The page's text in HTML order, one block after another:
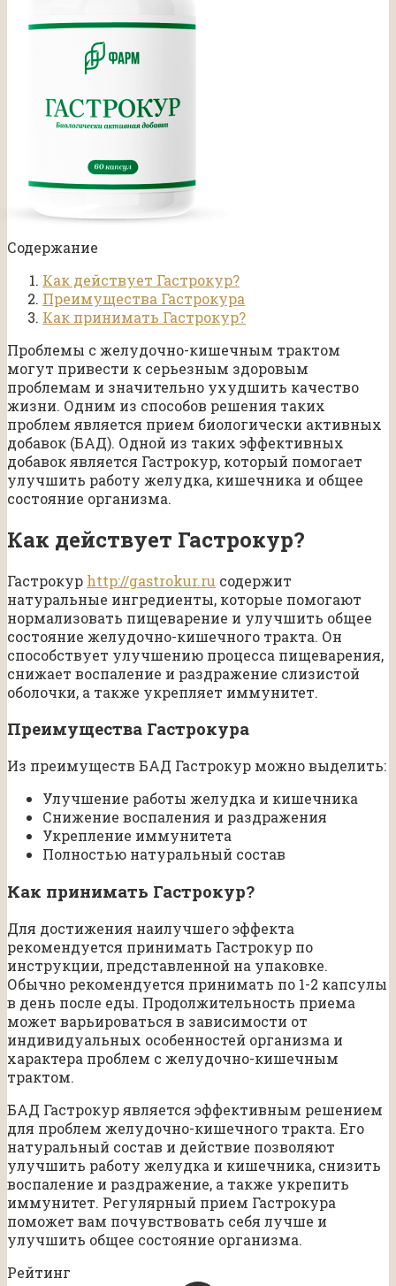
Содержание
Как действует Гастрокур?
Преимущества Гастрокура
Как принимать Гастрокур?
Проблемы с желудочно-кишечным трактом
могут привести к серьезным здоровым
проблемам и значительно ухудшить качество
жизни. Одним из способов решения таких
проблем является прием биологически активных
добавок (БАД). Одной из таких эффективных
добавок является Гастрокур, который помогает
улучшить работу желудка, кишечника и общее
состояние организма.
Как действует Гастрокур?
Гастрокур http://gastrokur.ru содержит
натуральные ингредиенты, которые помогают
нормализовать пищеварение и улучшить общее
состояние желудочно-кишечного тракта. Он
способствует улучшению процесса пищеварения,
снижает воспаление и раздражение слизистой
оболочки, а также укрепляет иммунитет.
Преимущества Гастрокура
Из преимуществ БАД Гастрокур можно выделить:
Улучшение работы желудка и кишечника
Снижение воспаления и раздражения
Укрепление иммунитета
Полностью натуральный состав
Как принимать Гастрокур?
Для достижения наилучшего эффекта
рекомендуется принимать Гастрокур по
инструкции, представленной на упаковке.
Обычно рекомендуется принимать по 1-2 капсулы
в день после еды. Продолжительность приема
может варьироваться в зависимости от
индивидуальных особенностей организма и
характера проблем с желудочно-кишечным
трактом.
БАД Гастрокур является эффективным решением
для проблем желудочно-кишечного тракта. Его
натуральный состав и действие позволяют
улучшить работу желудка и кишечника, снизить
воспаление и раздражение, а также укрепить
иммунитет. Регулярный прием Гастрокура
поможет вам почувствовать себя лучше и
улучшить общее состояние организма.
Рейтинг